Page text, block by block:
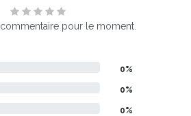
commentaire pour le moment.
0%
0%
0%